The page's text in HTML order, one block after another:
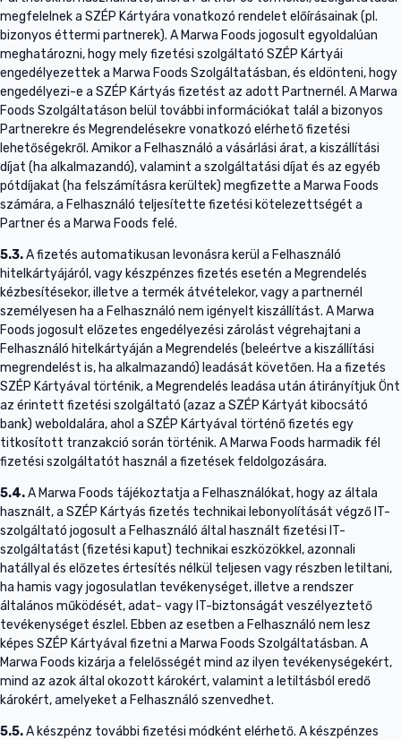
megfelelnek a SZÉP Kártyára vonatkozó rendelet előírásainak (pl.
bizonyos éttermi partnerek). A Marwa Foods jogosult egyoldalúan
meghatározni, hogy mely fizetési szolgáltató SZÉP Kártyái
engedélyezettek a Marwa Foods Szolgáltatásban, és eldönteni, hogy
engedélyezi-e a SZÉP Kártyás fizetést az adott Partnernél. A Marwa
Foods Szolgáltatáson belül további információkat talál a bizonyos
Partnerekre és Megrendelésekre vonatkozó elérhető fizetési
lehetőségekről. Amikor a Felhasználó a vásárlási árat, a kiszállítási
díjat (ha alkalmazandó), valamint a szolgáltatási díjat és az egyéb
pótdíjakat (ha felszámításra kerültek) megfizette a Marwa Foods
számára, a Felhasználó teljesítette fizetési kötelezettségét a
Partner és a Marwa Foods felé.
5.3.A fizetés automatikusan levonásra kerül a Felhasználó
hitelkártyájáról, vagy készpénzes fizetés esetén a Megrendelés
kézbesítésekor, illetve a termék átvételekor, vagy a partnernél
személyesen ha a Felhasználó nem igényelt kiszállítást. A Marwa
Foods jogosult előzetes engedélyezési zárolást végrehajtani a
Felhasználó hitelkártyáján a Megrendelés (beleértve a kiszállítási
megrendelést is, ha alkalmazandó) leadását követően. Ha a fizetés
SZÉP Kártyával történik, a Megrendelés leadása után átirányítjuk Önt
az érintett fizetési szolgáltató (azaz a SZÉP Kártyát kibocsátó
bank) weboldalára, ahol a SZÉP Kártyával történő fizetés egy
titkosított tranzakció során történik. A Marwa Foods harmadik fél
fizetési szolgáltatót használ a fizetések feldolgozására.
5.4.A Marwa Foods tájékoztatja a Felhasználókat, hogy az általa
használt, a SZÉP Kártyás fizetés technikai lebonyolítását végző IT-
szolgáltató jogosult a Felhasználó által használt fizetési IT-
szolgáltatást (fizetési kaput) technikai eszközökkel, azonnali
hatállyal és előzetes értesítés nélkül teljesen vagy részben letiltani,
ha hamis vagy jogosulatlan tevékenységet, illetve a rendszer
általános működését, adat- vagy IT-biztonságát veszélyeztető
tevékenységet észlel. Ebben az esetben a Felhasználó nem lesz
képes SZÉP Kártyával fizetni a Marwa Foods Szolgáltatásban. A
Marwa Foods kizárja a felelősségét mind az ilyen tevékenységekért,
mind az azok által okozott károkért, valamint a letiltásból eredő
károkért, amelyeket a Felhasználó szenvedhet.
5.5.A készpénz további fizetési módként elérhető. A készpénzes